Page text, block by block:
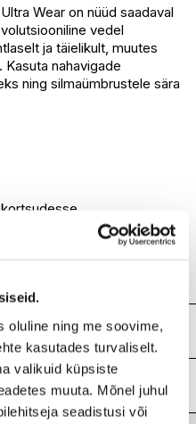
oluline ning me soovime,
kasutades turvaliselt.
valikuid küpsiste
muuta. Mõnel juhul
seadistusi või
Wear on nüüd saadaval
vedel
ja täielikult, muutes
nahavigade
ning silmaümbrustele sära
emulsiooni
tagab ülima katvuse, mis
●
/